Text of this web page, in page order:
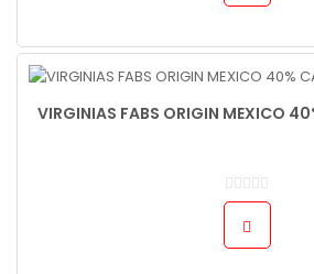
VIRGINIAS FABS ORIGIN MEXICO